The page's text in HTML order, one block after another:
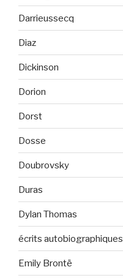
Darrieussecq
Diaz
Dickinson
Dorion
Dorst
Dosse
Doubrovsky
Duras
Dylan Thomas
écrits autobiographiques
Emily Brontë